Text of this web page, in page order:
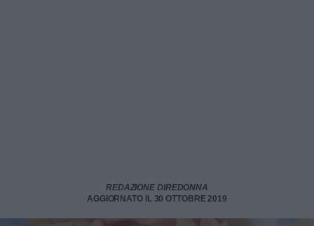
REDAZIONE DIREDONNA
AGGIORNATO IL 30 OTTOBRE 2019